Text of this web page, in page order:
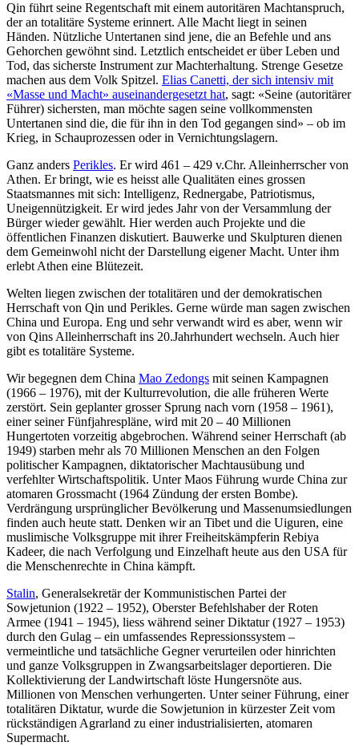
Qin führt seine Regentschaft mit einem autoritären Machtanspruch,
der an totalitäre Systeme erinnert. Alle Macht liegt in seinen
Händen. Nützliche Untertanen sind jene, die an Befehle und ans
Gehorchen gewöhnt sind. Letztlich entscheidet er über Leben und
Tod, das sicherste Instrument zur Machterhaltung. Strenge Gesetze
machen aus dem Volk Spitzel. Elias Canetti, der sich intensiv mit
«Masse und Macht» auseinandergesetzt hat, sagt: «Seine (autoritärer
Führer) sichersten, man möchte sagen seine vollkommensten
Untertanen sind die, die für ihn in den Tod gegangen sind» – ob im
Krieg, in Schauprozessen oder in Vernichtungslagern.
Ganz anders Perikles. Er wird 461 – 429 v.Chr. Alleinherrscher von
Athen. Er bringt, wie es heisst alle Qualitäten eines grossen
Staatsmannes mit sich: Intelligenz, Rednergabe, Patriotismus,
Uneigennützigkeit. Er wird jedes Jahr von der Versammlung der
Bürger wieder gewählt. Hier werden auch Projekte und die
öffentlichen Finanzen diskutiert. Bauwerke und Skulpturen dienen
dem Gemeinwohl nicht der Darstellung eigener Macht. Unter ihm
erlebt Athen eine Blütezeit.
Welten liegen zwischen der totalitären und der demokratischen
Herrschaft von Qin und Perikles. Gerne würde man sagen zwischen
China und Europa. Eng und sehr verwandt wird es aber, wenn wir
von Qins Alleinherrschaft ins 20.Jahrhundert wechseln. Auch hier
gibt es totalitäre Systeme.
Wir begegnen dem China Mao Zedongs mit seinen Kampagnen
(1966 – 1976), mit der Kulturrevolution, die alle früheren Werte
zerstört. Sein geplanter grosser Sprung nach vorn (1958 – 1961),
einer seiner Fünfjahrespläne, wird mit 20 – 40 Millionen
Hungertoten vorzeitig abgebrochen. Während seiner Herrschaft (ab
1949) starben mehr als 70 Millionen Menschen an den Folgen
politischer Kampagnen, diktatorischer Machtausübung und
verfehlter Wirtschaftspolitik. Unter Maos Führung wurde China zur
atomaren Grossmacht (1964 Zündung der ersten Bombe).
Verdrängung ursprünglicher Bevölkerung und Massenumsiedlungen
finden auch heute statt. Denken wir an Tibet und die Uiguren, eine
muslimische Volksgruppe mit ihrer Freiheitskämpferin Rebiya
Kadeer, die nach Verfolgung und Einzelhaft heute aus den USA für
die Menschenrechte in China kämpft.
Stalin, Generalsekretär der Kommunistischen Partei der
Sowjetunion (1922 – 1952), Oberster Befehlshaber der Roten
Armee (1941 – 1945), liess während seiner Diktatur (1927 – 1953)
durch den Gulag – ein umfassendes Repressionssystem –
vermeintliche und tatsächliche Gegner verurteilen oder hinrichten
und ganze Volksgruppen in Zwangsarbeitslager deportieren. Die
Kollektivierung der Landwirtschaft löste Hungersnöte aus.
Millionen von Menschen verhungerten. Unter seiner Führung, einer
totalitären Diktatur, wurde die Sowjetunion in kürzester Zeit vom
rückständigen Agrarland zu einer industrialisierten, atomaren
Supermacht.